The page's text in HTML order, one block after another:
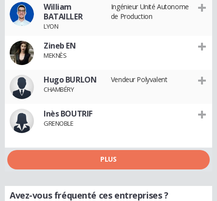
William
BATAILLER
LYON
Ingénieur Unité Autonome
de Production
Zineb EN
MEKNÈS
Hugo BURLON
CHAMBÉRY
Vendeur Polyvalent
Inès BOUTRIF
GRENOBLE
PLUS
Avez-vous fréquenté ces entreprises ?